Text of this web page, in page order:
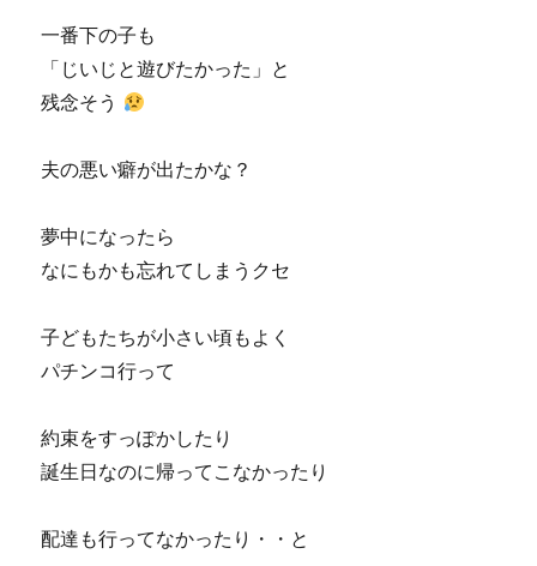
一番下の子も
「じいじと遊びたかった」と
残念そう
夫の悪い癖が出たかな？
夢中になったら
なにもかも忘れてしまうクセ
子どもたちが小さい頃もよく
パチンコ行って
約束をすっぽかしたり
誕生日なのに帰ってこなかったり
配達も行ってなかったり・・と